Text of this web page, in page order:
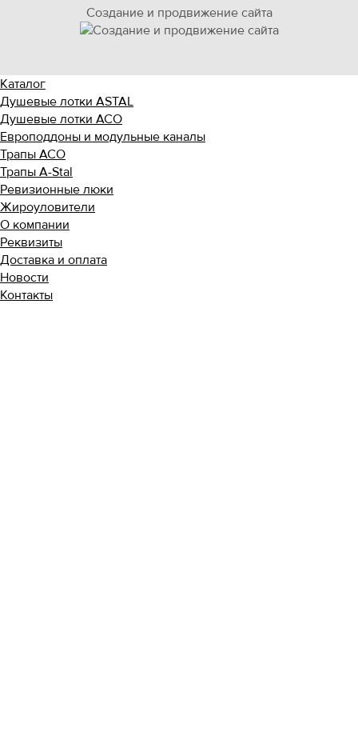
Создание и продвижение сайта
Каталог
Душевые лотки ASTAL
Душевые лотки ACO
Европоддоны и модульные каналы
Трапы ACO
Трапы A-Stal
Ревизионные люки
Жироуловители
О компании
Реквизиты
Доставка и оплата
Новости
Контакты